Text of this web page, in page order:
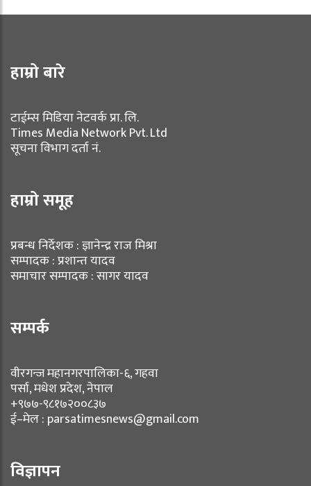
हाम्रो बारे
टाईम्स मिडिया नेटवर्क प्रा. लि.
Times Media Network Pvt. Ltd
सूचना विभाग दर्ता नं.
हाम्रो समूह
प्रबन्ध निर्देशक : ज्ञानेन्द्र राज मिश्रा
सम्पादक : प्रशान्त यादव
समाचार सम्पादक : सागर यादव
सम्पर्क
वीरगन्ज महानगरपालिका-६, गहवा
पर्सा, मधेश प्रदेश, नेपाल
+९७७-९८१७२००८३७
ई–मेल : parsatimesnews@gmail.com
विज्ञापन